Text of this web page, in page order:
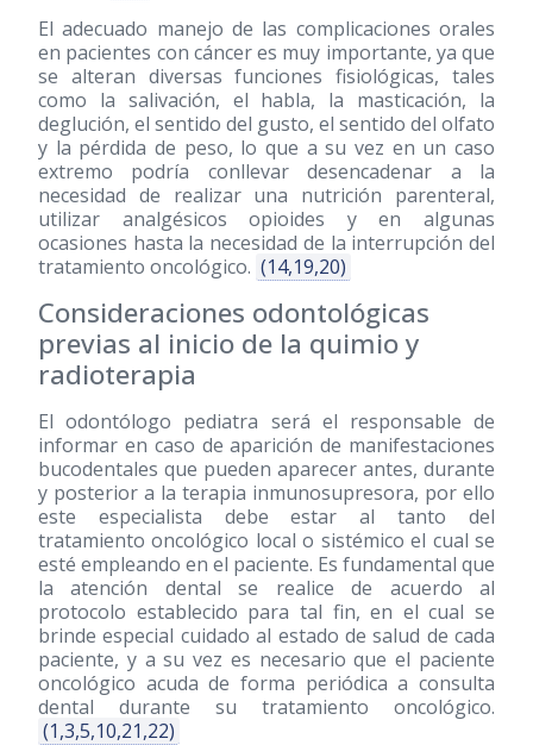
El adecuado manejo de las complicaciones orales
en pacientes con cáncer es muy importante, ya que
se alteran diversas funciones fisiológicas, tales
como la salivación, el habla, la masticación, la
deglución, el sentido del gusto, el sentido del olfato
y la pérdida de peso, lo que a su vez en un caso
extremo podría conllevar desencadenar a la
necesidad de realizar una nutrición parenteral,
utilizar analgésicos opioides y en algunas
ocasiones hasta la necesidad de la interrupción del
tratamiento oncológico. (14,19,20)
Consideraciones odontológicas
previas al inicio de la quimio y
radioterapia
El odontólogo pediatra será el responsable de
informar en caso de aparición de manifestaciones
bucodentales que pueden aparecer antes, durante
y posterior a la terapia inmunosupresora, por ello
este especialista debe estar al tanto del
tratamiento oncológico local o sistémico el cual se
esté empleando en el paciente. Es fundamental que
la atención dental se realice de acuerdo al
protocolo establecido para tal fin, en el cual se
brinde especial cuidado al estado de salud de cada
paciente, y a su vez es necesario que el paciente
oncológico acuda de forma periódica a consulta
dental durante su tratamiento oncológico.
(1,3,5,10,21,22)